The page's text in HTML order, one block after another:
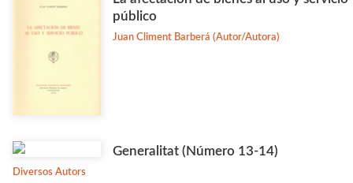
público
Juan Climent Barberá (Autor/Autora)
Generalitat (Número 13-14)
Diversos Autors